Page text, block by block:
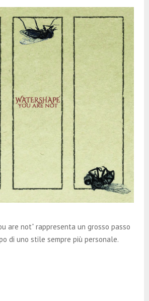
are not” rappresenta un grosso passo
di uno stile sempre più personale.